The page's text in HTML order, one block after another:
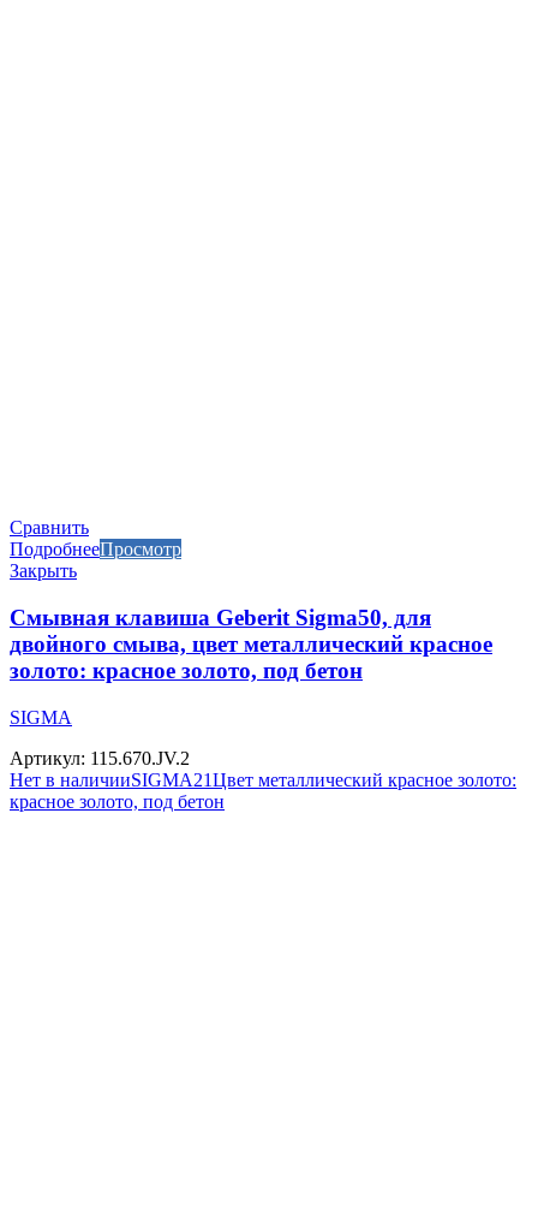
Сравнить
ПодробнееПросмотр
Закрыть
Смывная клавиша Geberit Sigma50, для
двойного смыва, цвет металлический красное
золото: красное золото, под бетон
SIGMA
Артикул: 115.670.JV.2
Нет в наличииSIGMA21Цвет металлический красное золото:
красное золото, под бетон